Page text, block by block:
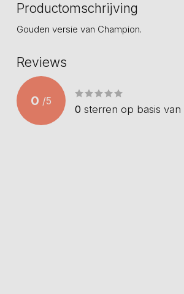
Productomschrijving
Gouden versie van Champion.
Reviews
0 /5
0 sterren op basis van